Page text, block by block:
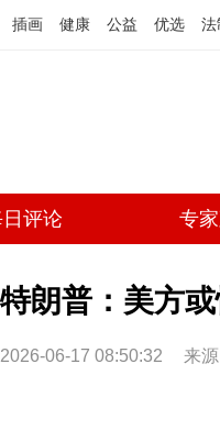
插画 健康 公益 优选 法
评论 专
特朗普：美方
2026-06-17 08:50:32 来源